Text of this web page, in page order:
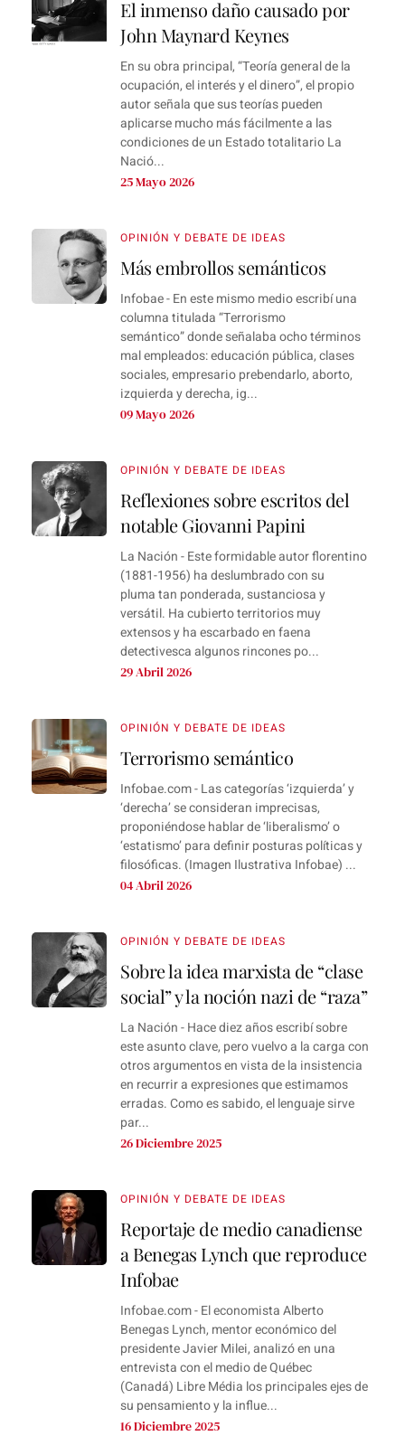
El inmenso daño causado por
John Maynard Keynes
En su obra principal, “Teoría general de la
ocupación, el interés y el dinero”, el propio
autor señala que sus teorías pueden
aplicarse mucho más fácilmente a las
condiciones de un Estado totalitario La
Nació...
25 Mayo 2026
OPINIÓN Y DEBATE DE IDEAS
Más embrollos semánticos
Infobae - En este mismo medio escribí una
columna titulada “Terrorismo
semántico” donde señalaba ocho términos
mal empleados: educación pública, clases
sociales, empresario prebendarlo, aborto,
izquierda y derecha, ig...
09 Mayo 2026
OPINIÓN Y DEBATE DE IDEAS
Reflexiones sobre escritos del
notable Giovanni Papini
La Nación - Este formidable autor florentino
(1881-1956) ha deslumbrado con su
pluma tan ponderada, sustanciosa y
versátil. Ha cubierto territorios muy
extensos y ha escarbado en faena
detectivesca algunos rincones po...
29 Abril 2026
OPINIÓN Y DEBATE DE IDEAS
Terrorismo semántico
Infobae.com - Las categorías ‘izquierda’ y
‘derecha’ se consideran imprecisas,
proponiéndose hablar de ‘liberalismo’ o
‘estatismo’ para definir posturas políticas y
filosóficas. (Imagen Ilustrativa Infobae) ...
04 Abril 2026
OPINIÓN Y DEBATE DE IDEAS
Sobre la idea marxista de “clase
social” y la noción nazi de “raza”
La Nación - Hace diez años escribí sobre
este asunto clave, pero vuelvo a la carga con
otros argumentos en vista de la insistencia
en recurrir a expresiones que estimamos
erradas. Como es sabido, el lenguaje sirve
par...
26 Diciembre 2025
OPINIÓN Y DEBATE DE IDEAS
Reportaje de medio canadiense
a Benegas Lynch que reproduce
Infobae
Infobae.com - El economista Alberto
Benegas Lynch, mentor económico del
presidente Javier Milei, analizó en una
entrevista con el medio de Québec
(Canadá) Libre Média los principales ejes de
su pensamiento y la influe...
16 Diciembre 2025